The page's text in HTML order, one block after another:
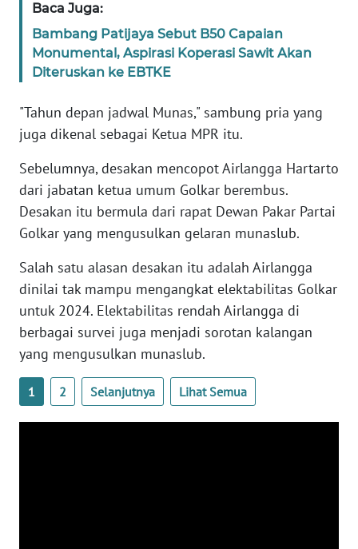
Baca Juga:
Bambang Patijaya Sebut B50 Capaian
Monumental, Aspirasi Koperasi Sawit Akan
Diteruskan ke EBTKE
"Tahun depan jadwal Munas," sambung pria yang
juga dikenal sebagai Ketua MPR itu.
Sebelumnya, desakan mencopot Airlangga Hartarto
dari jabatan ketua umum Golkar berembus.
Desakan itu bermula dari rapat Dewan Pakar Partai
Golkar yang mengusulkan gelaran munaslub.
Salah satu alasan desakan itu adalah Airlangga
dinilai tak mampu mengangkat elektabilitas Golkar
untuk 2024. Elektabilitas rendah Airlangga di
berbagai survei juga menjadi sorotan kalangan
yang mengusulkan munaslub.
1 2 Selanjutnya Lihat Semua
WN
SUMUT
WN
JABAR
WN
BANTEN
WN
KEPRI
WN
PAPUA